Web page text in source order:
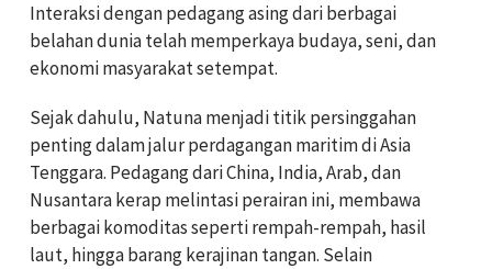
Interaksi dengan pedagang asing dari berbagai
belahan dunia telah memperkaya budaya, seni, dan
ekonomi masyarakat setempat.
Sejak dahulu, Natuna menjadi titik persinggahan
penting dalam jalur perdagangan maritim di Asia
Tenggara. Pedagang dari China, India, Arab, dan
Nusantara kerap melintasi perairan ini, membawa
berbagai komoditas seperti rempah-rempah, hasil
laut, hingga barang kerajinan tangan. Selain